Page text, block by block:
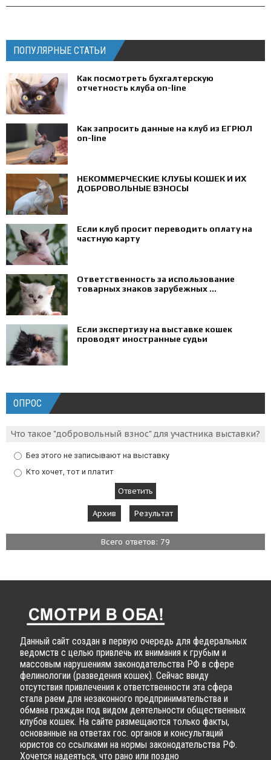
ПОПУЛЯРНЫЕ СТАТЬИ
Как посмотреть бухгалтерскую
отчетность клуба on-line
Как запросить данные на клуб из ЕГРЮЛ
on-line
НЕКОММЕРЧЕСКИЕ КЛУБЫ КОШЕК И ИХ
ДОБРОВОЛЬНЫЕ ВЗНОСЫ
Если клуб просит переводить оплату на
частную карту
Ответственность за использование
товарных знаков зарубежных ...
Если экспертизу на выставке кошек
проводят иностранные судьи
ОПРОС
Что такое "добровольный взнос" для участника выставки?
Без этого не записывают на выставку
Кто хочет, тот и платит
Архив Результат
Всего ответов: 79
Данный сайт создан в первую очередь для федеральных
ведомств с целью привлечь их внимания к грубым и
массовым нарушениям законодательства РФ в сфере
фелинологии (разведения кошек). Сейчас ввиду
отсутствия привлечения к ответственности эта сфера
стала раем для незаконного предпринимательства и
обмана граждан под видом деятельности общественных
клубов кошек. На сайте размещаются только факты,
основанные на ответах гос. органов и консультаций
юристов со ссылками на нормы законодательства РФ.
Хочется надеяться, что рано или поздно